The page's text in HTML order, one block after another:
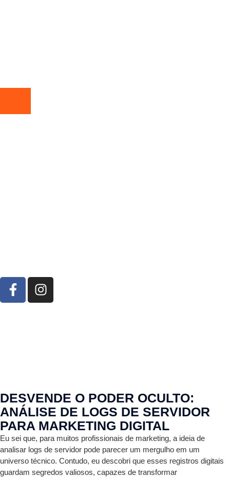
DESVENDE O PODER OCULTO:
ANÁLISE DE LOGS DE SERVIDOR
PARA MARKETING DIGITAL
Eu sei que, para muitos profissionais de marketing, a ideia de
analisar logs de servidor pode parecer um mergulho em um
universo técnico. Contudo, eu descobri que esses registros digitais
guardam segredos valiosos, capazes de transformar